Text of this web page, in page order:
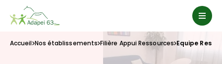
Accueil Nos établissements Filière Appui Ressources Equipe